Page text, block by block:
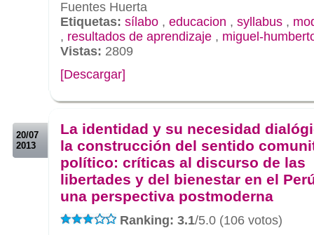
Fuentes Huerta
Etiquetas: sílabo , educacion , syllabus ,
, resultados de aprendizaje , miguel-
Vistas: 2809
[Descargar]
20/07
2013
La identidad y su necesidad
la construcción del sentido
político: críticas al discurso de las
libertades y del bienestar en el
una perspectiva postmoderna
Ranking: 3.1/5.0 (106 votos)